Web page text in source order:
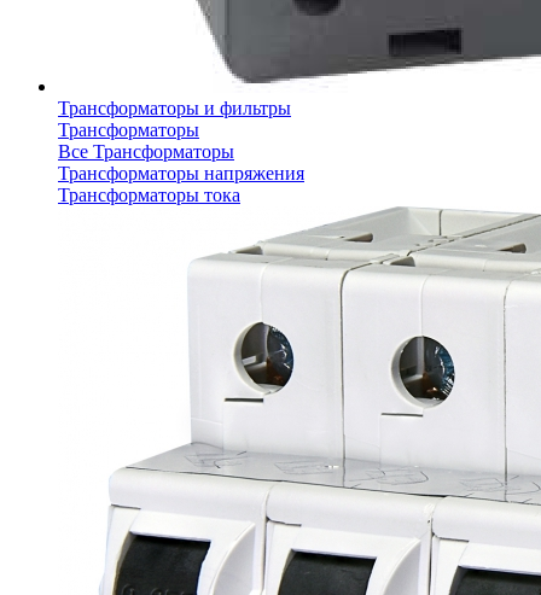
Трансформаторы и фильтры
Трансформаторы
Все Трансформаторы
Трансформаторы напряжения
Трансформаторы тока